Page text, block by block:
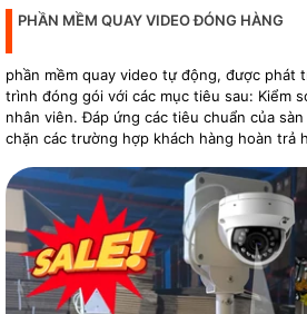
PHẦN MỀM QUAY VIDEO ĐÓNG HÀNG
phần mềm quay video tự động, được phát
trình đóng gói với các mục tiêu sau: Kiểm
nhân viên. Đáp ứng các tiêu chuẩn của
chặn các trường hợp khách hàng hoàn trả